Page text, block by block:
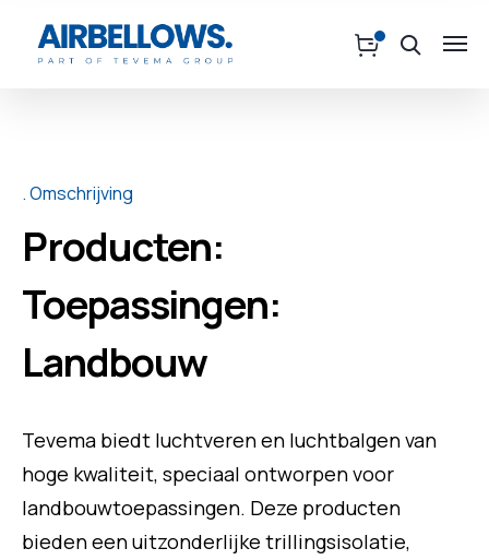
Omschrijving
Producten:
Toepassingen:
Landbouw
Tevema biedt luchtveren en luchtbalgen van
hoge kwaliteit, speciaal ontworpen voor
landbouwtoepassingen. Deze producten
bieden een uitzonderlijke trillingsisolatie,